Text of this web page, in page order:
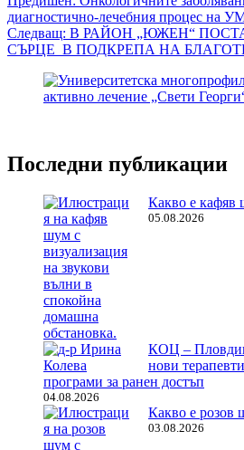
диагностично-лечебния процес на
Следващ: В РАЙОН „ЮЖЕН“
СЪРЦЕ В ПОДКРЕПА НА
Последни публикации
Какво е кафяв
05.08.2026
КОЦ – Пловдив
нови
програми за ранен достъп
04.08.2026
Какво е розов
03.08.2026